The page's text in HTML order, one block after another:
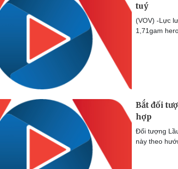
tuý
(VOV) -Lực
1,71gam
Bắt đối
hợp
Đối tượng
này theo